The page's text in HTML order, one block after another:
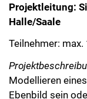
Projektleitung:
Halle/Saale
Teilnehmer:
Modellieren
Ebenbild sein